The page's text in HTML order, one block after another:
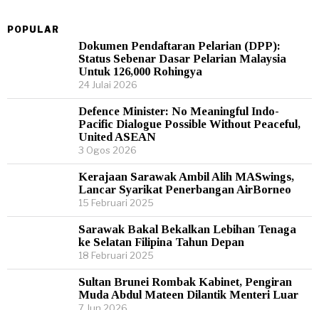
POPULAR
Dokumen Pendaftaran Pelarian (DPP):
Status Sebenar Dasar Pelarian Malaysia
Untuk 126,000 Rohingya
24 Julai 2026
Defence Minister: No Meaningful Indo-
Pacific Dialogue Possible Without Peaceful,
United ASEAN
3 Ogos 2026
Kerajaan Sarawak Ambil Alih MASwings,
Lancar Syarikat Penerbangan AirBorneo
15 Februari 2025
Sarawak Bakal Bekalkan Lebihan Tenaga
ke Selatan Filipina Tahun Depan
18 Februari 2025
Sultan Brunei Rombak Kabinet, Pengiran
Muda Abdul Mateen Dilantik Menteri Luar